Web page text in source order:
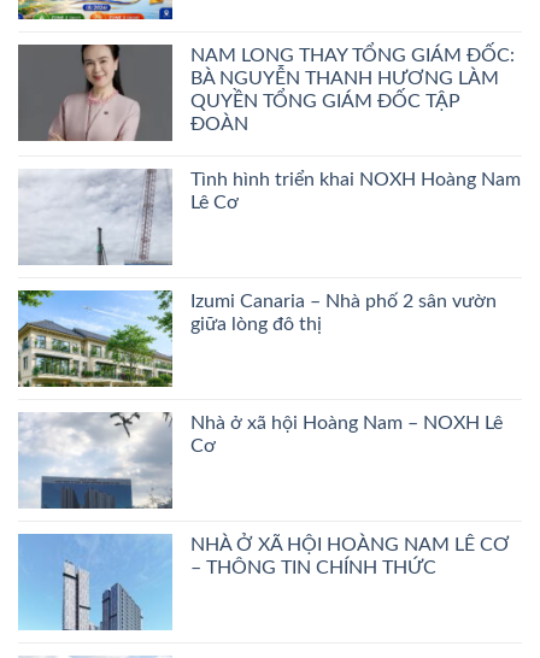
NAM LONG THAY TỔNG GIÁM ĐỐC:
BÀ NGUYỄN THANH HƯƠNG LÀM
QUYỀN TỔNG GIÁM ĐỐC TẬP
ĐOÀN
Tình hình triển khai NOXH Hoàng Nam
Lê Cơ
Izumi Canaria – Nhà phố 2 sân vườn
giữa lòng đô thị
Nhà ở xã hội Hoàng Nam – NOXH Lê
Cơ
NHÀ Ở XÃ HỘI HOÀNG NAM LÊ CƠ
– THÔNG TIN CHÍNH THỨC